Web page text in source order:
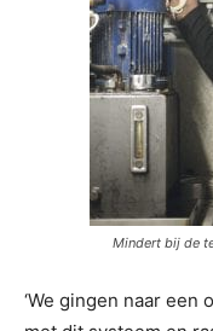
Mindert bij de
‘We gingen naar